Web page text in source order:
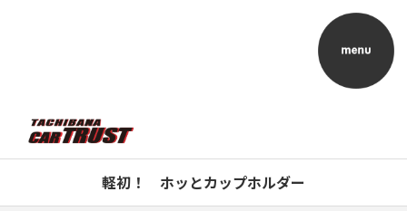
軽初！ ホッとカップホルダー